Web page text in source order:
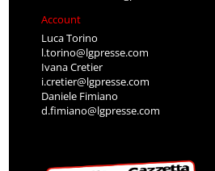
Account
Luca Torino
l.torino@lgpresse.com
Ivana Cretier
i.cretier@lgpresse.com
Daniele Fimiano
d.fimiano@lgpresse.com